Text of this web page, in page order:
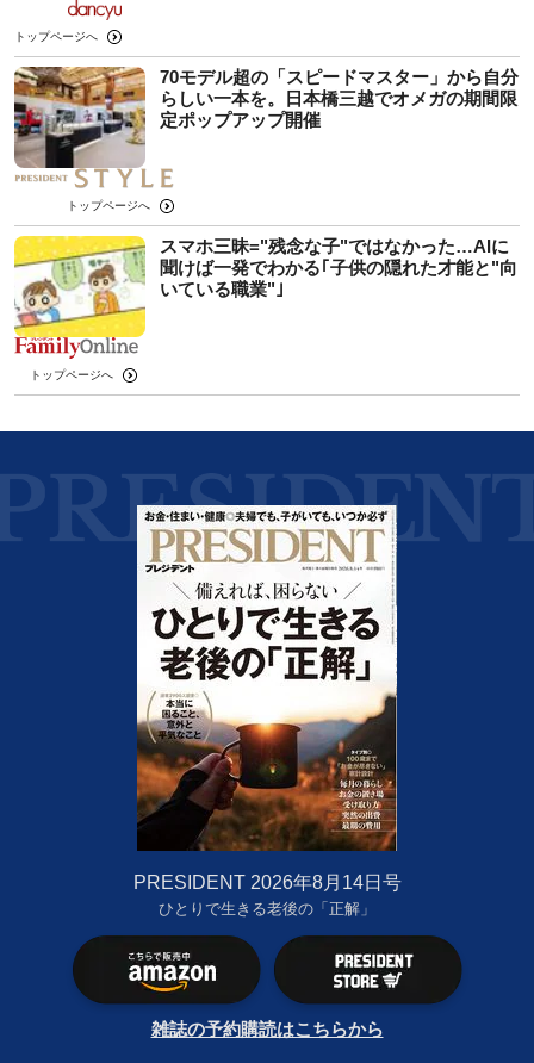
トップページへ
70モデル超の「スピードマスター」から自分
らしい一本を。日本橋三越でオメガの期間限
定ポップアップ開催
トップページへ
スマホ三昧="残念な子"ではなかった…AIに
聞けば一発でわかる｢子供の隠れた才能と"向
いている職業"｣
トップページへ
PRESIDENT 2026年8月14日号
ひとりで生きる老後の「正解」
雑誌の予約購読はこちらから